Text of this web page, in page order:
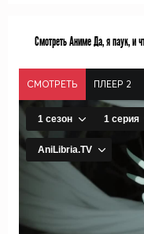
Смотреть Аниме Да, я паук, и
СМОТРЕТЬ ПЛЕЕР 2